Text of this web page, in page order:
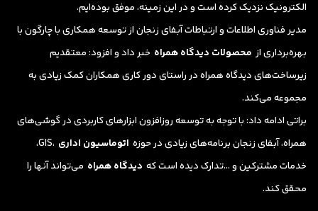
الکترونیک نزدیک کرده است و در این زمینه، موفق بوده‌ایم.
مدیر فناوری اطلاعات و ارتباطات آبفای زنجان از توسعه همکاری با چارگون با
بهره‌برداری از محصولات دیدگاه همراه خبر داد و افزود: معتقدیم
زیرساخت‌های دیدگاه همراه در راستای دور کاری همکاران کمک زیادی به
مجموعه می‌کند.
براتی ادامه داد: با توجه به توسعه روز‌افزون ابزارهای کاربردی در گوشی‌های
همراه، آبفای زنجان برنامه‌های زیادی در حوزه اتوماسیون اداری
،GIS،
خدمات مشترکین و …تدارک دیده است که دیدگاه همراه می‌تواند آنها را
محقق کند.